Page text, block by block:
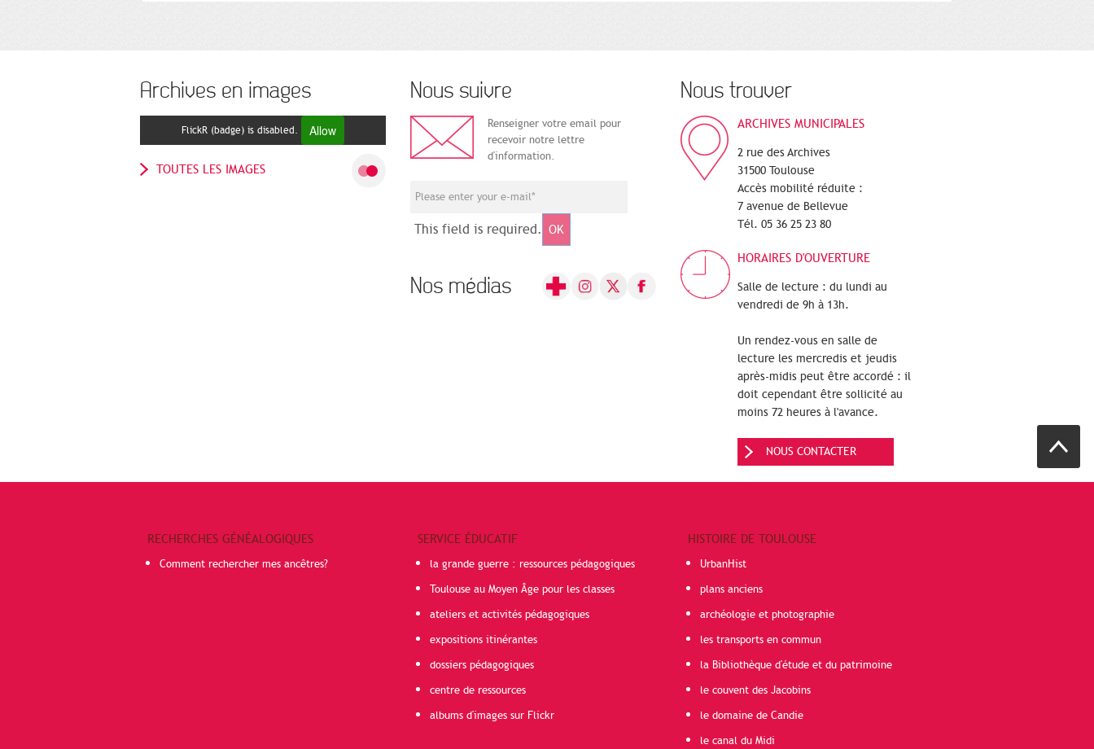
Archives en images
FlickR (badge) is disabled. Allow
TOUTES LES IMAGES
Nous suivre
Renseigner votre email pour
recevoir notre lettre
d'information.
This field is required. OK
Nos médias
Nous trouver
ARCHIVES MUNICIPALES
2 rue des Archives
31500 Toulouse
Accès mobilité réduite :
7 avenue de Bellevue
Tél. 05 36 25 23 80
HORAIRES D'OUVERTURE
Salle de lecture : du lundi au
vendredi de 9h à 13h.
Un rendez-vous en salle de
lecture les mercredis et jeudis
après-midis peut être accordé : il
doit cependant être sollicité au
moins 72 heures à l'avance.
NOUS CONTACTER
RECHERCHES GÉNÉALOGIQUES
Comment rechercher mes ancêtres?
SERVICE ÉDUCATIF
la grande guerre : ressources pédagogiques
Toulouse au Moyen Âge pour les classes
ateliers et activités pédagogiques
expositions itinérantes
dossiers pédagogiques
centre de ressources
albums d'images sur Flickr
HISTOIRE DE TOULOUSE
UrbanHist
plans anciens
archéologie et photographie
les transports en commun
la Bibliothèque d'étude et du patrimoine
le couvent des Jacobins
le domaine de Candie
le canal du Midi